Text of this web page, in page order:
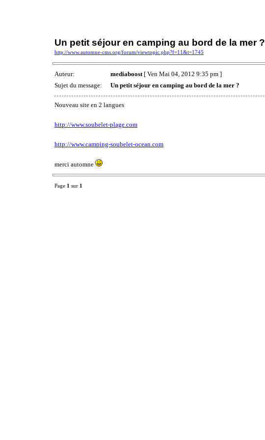
Un petit séjour en camping au bord de la mer ?
http://www.automne-cms.org/forum/viewtopic.php?f=11&t=1745
Auteur: mediaboost[ Ven Mai 04, 2012 9:35 pm ]
Sujet du message:
Un petit séjour en camping au bord de la mer ?
Nouveau site en 2 langues
http://www.soubelet-plage.com
http://www.camping-soubelet-ocean.com
merci automne
Page 1 sur 1